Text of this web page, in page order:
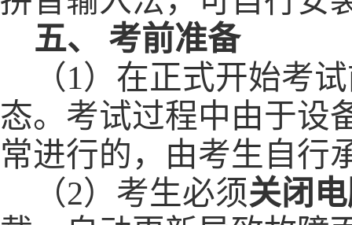
五、 考前准备
（1） 在正式开始考
态。考试过程中由于设
常进行的，由考生自行
（2） 考生必须关闭